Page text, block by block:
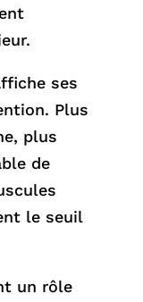
ses
Plus
plus
de
le seuil
un rôle